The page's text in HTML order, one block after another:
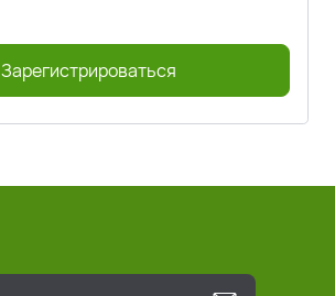
Зарегистрироваться